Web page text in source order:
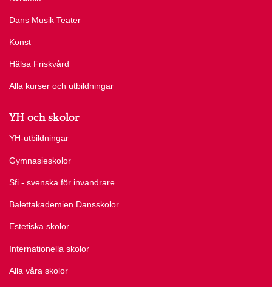
Dans Musik Teater
Konst
Hälsa Friskvård
Alla kurser och utbildningar
YH och skolor
YH-utbildningar
Gymnasieskolor
Sfi - svenska för invandrare
Balettakademien Dansskolor
Estetiska skolor
Internationella skolor
Alla våra skolor